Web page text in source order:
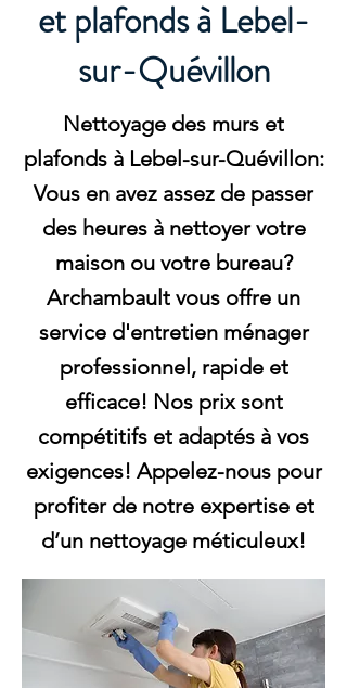
et plafonds à Lebel-
sur-Quévillon
Nettoyage des murs et
plafonds à Lebel-sur-Quévillon:
Vous en avez assez de passer
des heures à nettoyer votre
maison ou votre bureau?
Archambault vous offre un
service d'entretien ménager
professionnel, rapide et
efficace! Nos prix sont
compétitifs et adaptés à vos
exigences! Appelez-nous pour
profiter de notre expertise et
d’un nettoyage méticuleux!